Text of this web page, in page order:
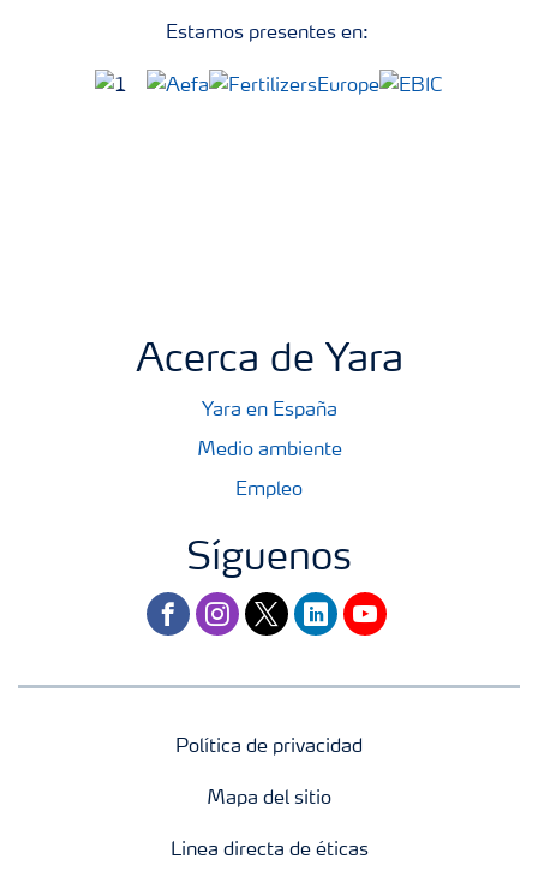
Estamos presentes en:
Acerca de Yara
Yara en España
Medio ambiente
Empleo
Síguenos
facebookinstagram
twitterlinkedinyoutube
Política de privacidad
Mapa del sitio
Linea directa de éticas